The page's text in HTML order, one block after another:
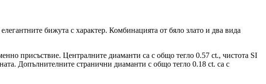
бижута с характер. Комбинацията от бяло злато и два вида
присъствие. Централните диаманти са с общо тегло 0.57 ct., чистота SI
Допълнителните странични диаманти с общо тегло 0.18 ct. са с